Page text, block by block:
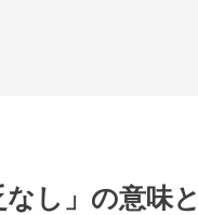
なし」の意味